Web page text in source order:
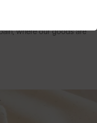
where our goods are